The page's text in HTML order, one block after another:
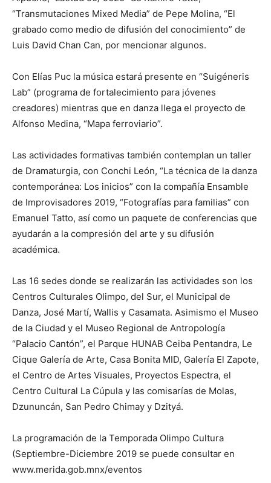
“Transmutaciones Mixed Media” de Pepe Molina, “El
grabado como medio de difusión del conocimiento” de
Luis David Chan Can, por mencionar algunos.
Con Elías Puc la música estará presente en “Suigéneris
Lab” (programa de fortalecimiento para jóvenes
creadores) mientras que en danza llega el proyecto de
Alfonso Medina, “Mapa ferroviario”.
Las actividades formativas también contemplan un taller
de Dramaturgia, con Conchi León, “La técnica de la danza
contemporánea: Los inicios” con la compañía Ensamble
de Improvisadores 2019, “Fotografías para familias” con
Emanuel Tatto, así como un paquete de conferencias que
ayudarán a la compresión del arte y su difusión
académica.
Las 16 sedes donde se realizarán las actividades son los
Centros Culturales Olimpo, del Sur, el Municipal de
Danza, José Martí, Wallis y Casamata. Asimismo el Museo
de la Ciudad y el Museo Regional de Antropología
“Palacio Cantón”, el Parque HUNAB Ceiba Pentandra, Le
Cique Galería de Arte, Casa Bonita MID, Galería El Zapote,
el Centro de Artes Visuales, Proyectos Espectra, el
Centro Cultural La Cúpula y las comisarías de Molas,
Dzununcán, San Pedro Chimay y Dzityá.
La programación de la Temporada Olimpo Cultura
(Septiembre-Diciembre 2019 se puede consultar en
www.merida.gob.mnx/eventos